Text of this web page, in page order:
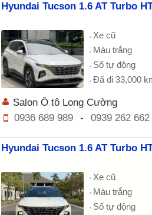
Hyundai Tucson 1.6 AT Turbo
Xe cũ
Màu trắng
Số tự động
Đã đi 33,000
Salon Ô tô Long Cường
0936 689 989
- 0939 262 662
Hyundai Tucson 1.6 AT Turbo
Xe cũ
Màu trắng
Số tự động